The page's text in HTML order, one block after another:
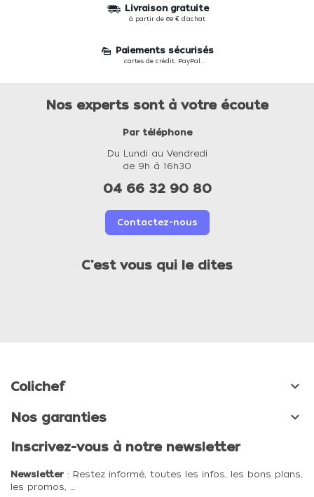
Livraison gratuite
à partir de 69 € d'achat
Paiements sécurisés
cartes de crédit, PayPal...
Nos experts sont à votre écoute
Par téléphone
Du Lundi au Vendredi
de 9h à 16h30
04 66 32 90 80
Contactez-nous
C'est vous qui le dites
Colichef 
Nos garanties 
Inscrivez-vous à notre newsletter
Newsletter : Restez informé, toutes les infos, les bons plans,
les promos, …